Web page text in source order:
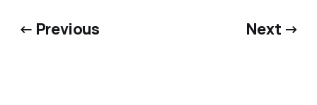
← Previous Next →